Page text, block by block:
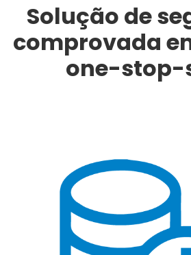
Solução de
comprovada
one-stop-